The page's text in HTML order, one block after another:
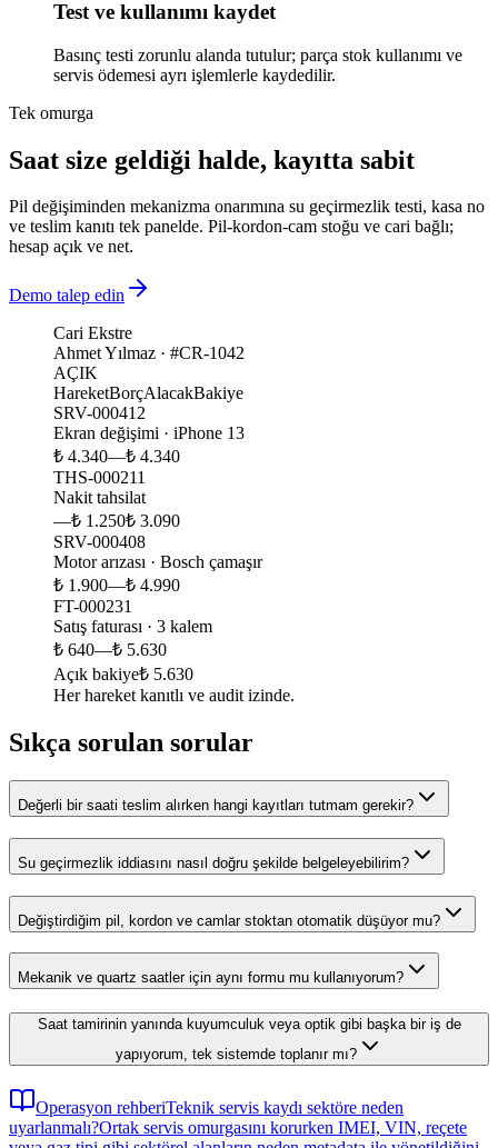
Test ve kullanımı kaydet
Basınç testi zorunlu alanda tutulur; parça stok kullanımı ve
servis ödemesi ayrı işlemlerle kaydedilir.
Tek omurga
Saat size geldiği halde, kayıtta sabit
Pil değişiminden mekanizma onarımına su geçirmezlik testi, kasa no
ve teslim kanıtı tek panelde. Pil-kordon-cam stoğu ve cari bağlı;
hesap açık ve net.
Demo talep edin
Cari Ekstre
Ahmet Yılmaz · #CR-1042
AÇIK
HareketBorçAlacakBakiye
SRV-000412
Ekran değişimi · iPhone 13
₺ 4.340—₺ 4.340
THS-000211
Nakit tahsilat
—₺ 1.250₺ 3.090
SRV-000408
Motor arızası · Bosch çamaşır
₺ 1.900—₺ 4.990
FT-000231
Satış faturası · 3 kalem
₺ 640—₺ 5.630
Açık bakiye₺ 5.630
Her hareket kanıtlı ve audit izinde.
Sıkça sorulan sorular
Değerli bir saati teslim alırken hangi kayıtları tutmam gerekir?
Su geçirmezlik iddiasını nasıl doğru şekilde belgeleyebilirim?
Değiştirdiğim pil, kordon ve camlar stoktan otomatik düşüyor mu?
Mekanik ve quartz saatler için aynı formu mu kullanıyorum?
Saat tamirinin yanında kuyumculuk veya optik gibi başka bir iş de
yapıyorum, tek sistemde toplanır mı?
Operasyon rehberiTeknik servis kaydı sektöre neden
uyarlanmalı?Ortak servis omurgasını korurken IMEI, VIN, reçete